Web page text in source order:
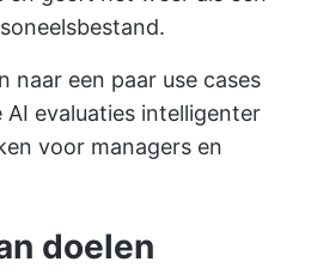
naar een paar use cases
evaluaties intelligenter
voor managers en
doelen